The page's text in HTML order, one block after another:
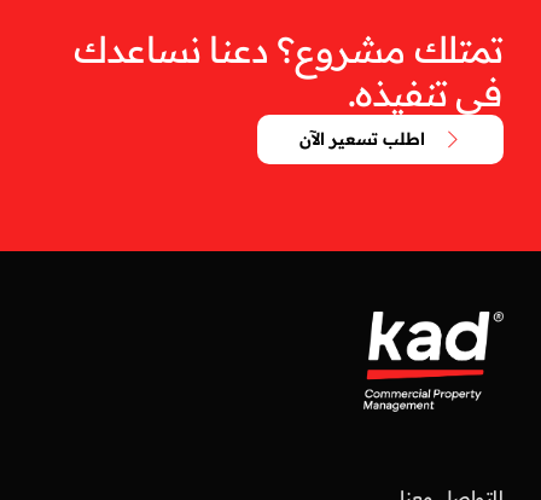
تمتلك مشروع؟ دعنا نساعدك
في تنفيذه.
اطلب تسعير الآن